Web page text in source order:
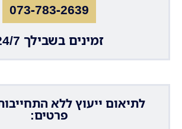
073-783-2639
זמינים בשבילך 24/7
לתיאום ייעוץ ללא
פרטים: